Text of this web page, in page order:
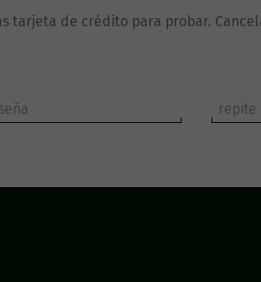
tarjeta de crédito para probar.